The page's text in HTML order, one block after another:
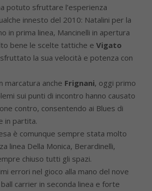
potuto sfruttare l’esperienza
innesto del 2010: Natalini per la
in prima linea, Mancinelli in apertura
bene le scelte tattiche e Vigato
la sua velocità e potenza con
marcatura anche Frignani, oggi primo
sui punti di incontro hanno causato
contro, consentendo ai Blues di
in partita.
è comunque sempre stata molto
linea Della Monica, Berardinelli,
chiuso tutti gli spazi.
errori nel gioco alla mano del nove
carrier in seconda linea e forte